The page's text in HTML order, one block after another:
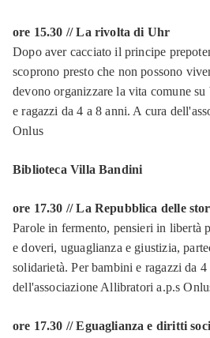
ore 15.30 // La rivolta di Uhr
Dopo aver cacciato il principe
scoprono presto che non possono
devono organizzare la vita comune
e ragazzi da 4 a 8 anni. A cura
Onlus
Biblioteca Villa Bandini
ore 17.30 // La Repubblica delle
Parole in fermento, pensieri in libertà
e doveri, uguaglianza e giustizia,
solidarietà. Per bambini e ragazzi da
dell'associazione Allibratori a.p.s
ore 17.30 // Eguaglianza e diritti